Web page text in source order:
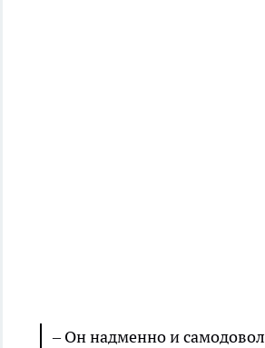
– Он надменно и